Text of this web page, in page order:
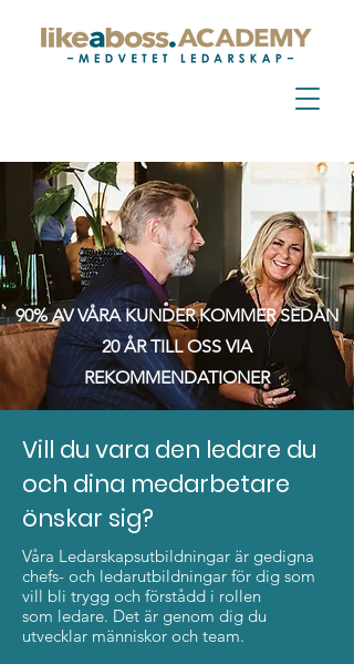
90% AV VÅRA KUNDER KOMMER SEDAN
20 ÅR TILL OSS VIA
REKOMMENDATIONER
Vill du vara den ledare du
och dina medarbetare
önskar sig?
Våra Ledarskapsutbildningar är gedigna
chefs- och ledarutbildningar för dig som
vill bli trygg och förstådd i rollen
som ledare. Det är genom dig du
utvecklar människor och team.